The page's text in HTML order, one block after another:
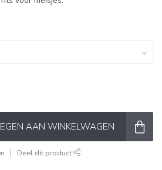
AAN WINKELWAGEN
Deel dit product